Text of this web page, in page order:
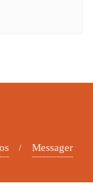
Messager